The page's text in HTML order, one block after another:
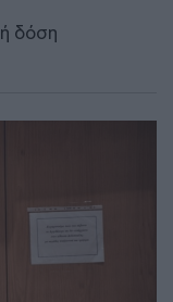
δόση